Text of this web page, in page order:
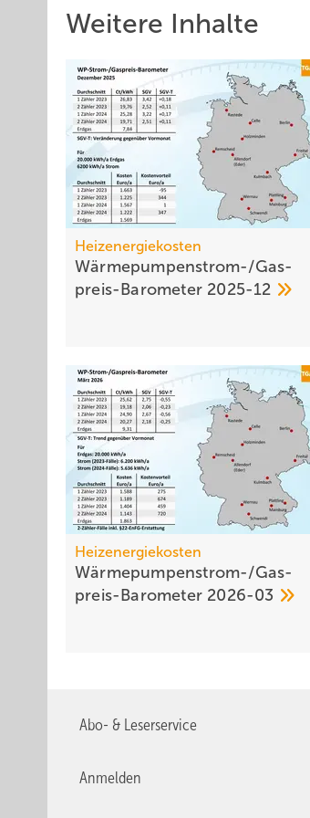
Weitere Inhalte
Heizenergiekosten
Wärmepumpen­strom-/Gas­
preis-Baro­meter 2025-12
Heizenergiekosten
Wärmepumpen­strom-/Gas­
preis-Baro­meter 2026-03
Abo- & Leserservice
Anmelden